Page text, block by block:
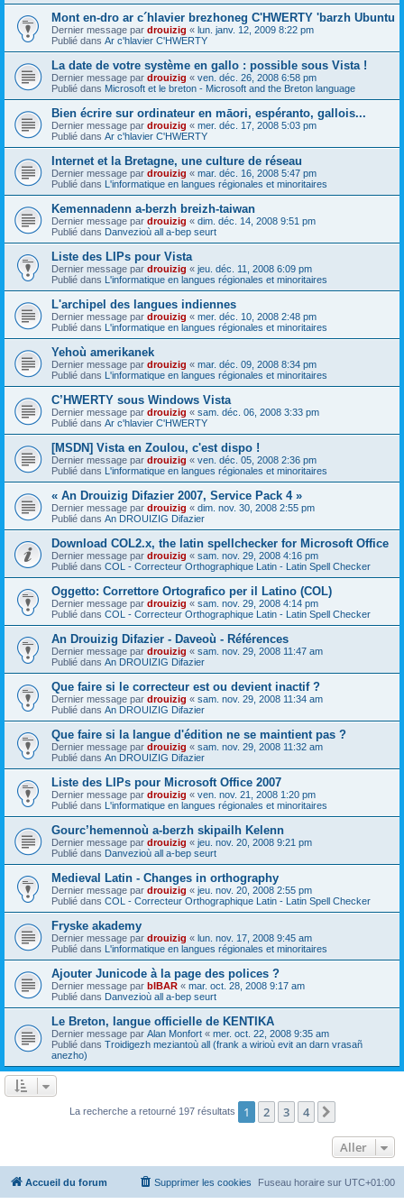
Mont en-dro ar c´hlavier brezhoneg C'HWERTY 'barzh Ubuntu
Dernier message par drouizig « lun. janv. 12, 2009 8:22 pm
Publié dans Ar c'hlavier C'HWERTY
La date de votre système en gallo : possible sous Vista !
Dernier message par drouizig « ven. déc. 26, 2008 6:58 pm
Publié dans Microsoft et le breton - Microsoft and the Breton language
Bien écrire sur ordinateur en māori, espéranto, gallois...
Dernier message par drouizig « mer. déc. 17, 2008 5:03 pm
Publié dans Ar c'hlavier C'HWERTY
Internet et la Bretagne, une culture de réseau
Dernier message par drouizig « mar. déc. 16, 2008 5:47 pm
Publié dans L'informatique en langues régionales et minoritaires
Kemennadenn a-berzh breizh-taiwan
Dernier message par drouizig « dim. déc. 14, 2008 9:51 pm
Publié dans Danvezioù all a-bep seurt
Liste des LIPs pour Vista
Dernier message par drouizig « jeu. déc. 11, 2008 6:09 pm
Publié dans L'informatique en langues régionales et minoritaires
L'archipel des langues indiennes
Dernier message par drouizig « mer. déc. 10, 2008 2:48 pm
Publié dans L'informatique en langues régionales et minoritaires
Yehoù amerikanek
Dernier message par drouizig « mar. déc. 09, 2008 8:34 pm
Publié dans L'informatique en langues régionales et minoritaires
C’HWERTY sous Windows Vista
Dernier message par drouizig « sam. déc. 06, 2008 3:33 pm
Publié dans Ar c'hlavier C'HWERTY
[MSDN] Vista en Zoulou, c'est dispo !
Dernier message par drouizig « ven. déc. 05, 2008 2:36 pm
Publié dans L'informatique en langues régionales et minoritaires
« An Drouizig Difazier 2007, Service Pack 4 »
Dernier message par drouizig « dim. nov. 30, 2008 2:55 pm
Publié dans An DROUIZIG Difazier
Download COL2.x, the latin spellchecker for Microsoft Office
Dernier message par drouizig « sam. nov. 29, 2008 4:16 pm
Publié dans COL - Correcteur Orthographique Latin - Latin Spell Checker
Oggetto: Correttore Ortografico per il Latino (COL)
Dernier message par drouizig « sam. nov. 29, 2008 4:14 pm
Publié dans COL - Correcteur Orthographique Latin - Latin Spell Checker
An Drouizig Difazier - Daveoù - Références
Dernier message par drouizig « sam. nov. 29, 2008 11:47 am
Publié dans An DROUIZIG Difazier
Que faire si le correcteur est ou devient inactif ?
Dernier message par drouizig « sam. nov. 29, 2008 11:34 am
Publié dans An DROUIZIG Difazier
Que faire si la langue d'édition ne se maintient pas ?
Dernier message par drouizig « sam. nov. 29, 2008 11:32 am
Publié dans An DROUIZIG Difazier
Liste des LIPs pour Microsoft Office 2007
Dernier message par drouizig « ven. nov. 21, 2008 1:20 pm
Publié dans L'informatique en langues régionales et minoritaires
Gourc’hemennoù a-berzh skipailh Kelenn
Dernier message par drouizig « jeu. nov. 20, 2008 9:21 pm
Publié dans Danvezioù all a-bep seurt
Medieval Latin - Changes in orthography
Dernier message par drouizig « jeu. nov. 20, 2008 2:55 pm
Publié dans COL - Correcteur Orthographique Latin - Latin Spell Checker
Fryske akademy
Dernier message par drouizig « lun. nov. 17, 2008 9:45 am
Publié dans L'informatique en langues régionales et minoritaires
Ajouter Junicode à la page des polices ?
Dernier message par bIBAR « mar. oct. 28, 2008 9:17 am
Publié dans Danvezioù all a-bep seurt
Le Breton, langue officielle de KENTIKA
Dernier message par Alan Monfort « mer. oct. 22, 2008 9:35 am
Publié dans Troidigezh meziantoù all (frank a wirioù evit an darn vrasañ
anezho)
La recherche a retourné 197 résultats 1 2 3 4
Aller
Accueil du forum Fuseau horaire sur UTC+01:00
Supprimer les cookies